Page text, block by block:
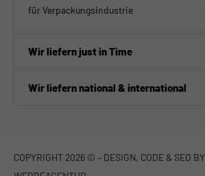
für Verpackungsindustrie
Wir liefern just in Time
Wir liefern national & international
COPYRIGHT 2026 © – DESIGN, CODE & SEO BY